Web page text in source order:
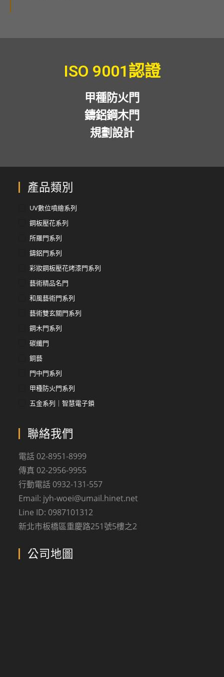
ISO 9001認證
甲種防火門
鑄鋁鋼木門
規劃設計
產品類別
UV數位噴繪系列
鋼板壓花系列
所羅門系列
鑄鋁門系列
彩妝鋼板壓花烤漆門系列
藝術精品名門
和風藝術門系列
藝術雙玄關門系列
鋼木門系列
碳纖門
銅藝
門中門系列
甲種防火門系列
五金系列｜智慧電子鎖
聯絡我們
電話 02-8951-8999
傳真 02-2956-9955
行動電話 0932-131-557
Email: jyh-woei@umail.hinet.net
Line ID: 0987101312
新北市板橋區重慶路251號5樓之2
公司地圖